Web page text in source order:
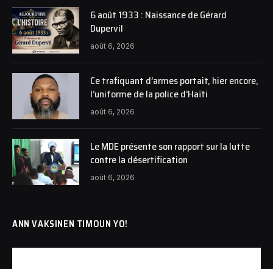
6 août 1933 : Naissance de Gérard
Dupervil
août 6, 2026
Ce trafiquant d’armes portait, hier encore,
l’uniforme de la police d’Haïti
août 6, 2026
Le MDE présente son rapport sur la lutte
contre la désertification
août 6, 2026
ANN VAKSINEN TIMOUN YO!